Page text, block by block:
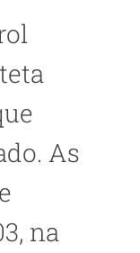
As
na